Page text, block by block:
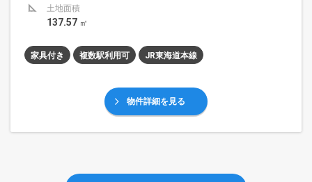
土地面積
137.57 ㎡
家具付き 複数駅利用可 JR東海道本線
物件詳細を見る